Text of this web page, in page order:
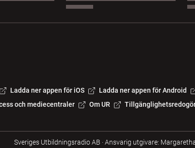
Ladda ner appen för iOS Ladda ner appen för Android
och mediecentraler Om UR
Sveriges Utbildningsradio AB ·Ansvarig utgivare: